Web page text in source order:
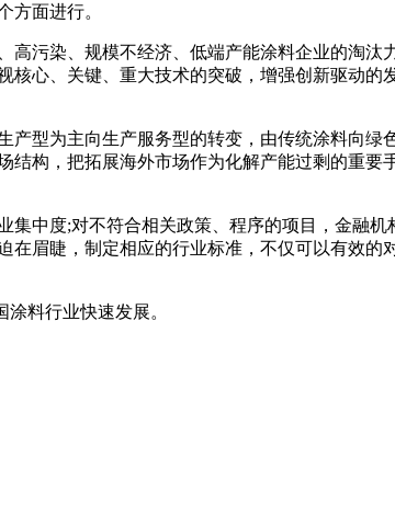
方面进行。
污染、规模不经济、低端产能涂料企业的淘汰
心、关键、重大技术的突破，增强创新驱动的
型为主向生产服务型的转变，由传统涂料向绿
构，把拓展海外市场作为化解产能过剩的重要
中度;对不符合相关政策、程序的项目，金融机
眉睫，制定相应的行业标准，不仅可以有效的
料行业快速发展。